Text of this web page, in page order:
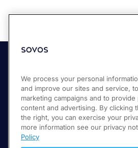
Soluciones
Compliance Cloud
Productos
Servicios
We process your personal
and improve our sites and service,
marketing campaigns and to provide
content and advertising. By clicking
the right, you can exercise your
more information see our privacy
Policy